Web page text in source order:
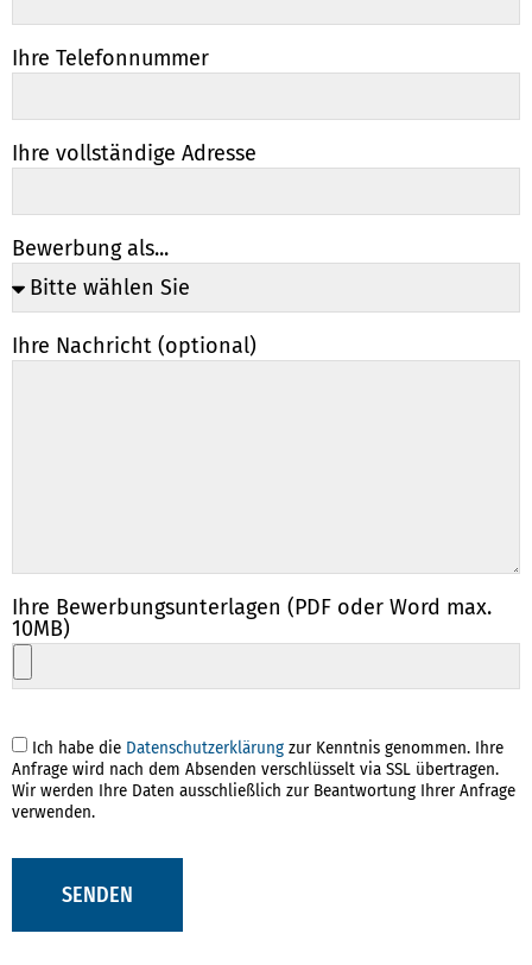
Ihre Telefonnummer
Ihre vollständige Adresse
Bewerbung als...
Ihre Nachricht (optional)
Ihre Bewerbungsunterlagen (PDF oder Word max.
10MB)
Ich habe die Datenschutzerklärung zur Kenntnis genommen. Ihre
Anfrage wird nach dem Absenden verschlüsselt via SSL übertragen.
Wir werden Ihre Daten ausschließlich zur Beantwortung Ihrer Anfrage
verwenden.
SENDEN